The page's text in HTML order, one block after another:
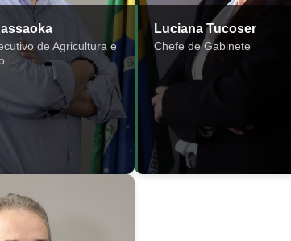
de Agricultura e
Luciana Tucoser
Chefe de Gabinete